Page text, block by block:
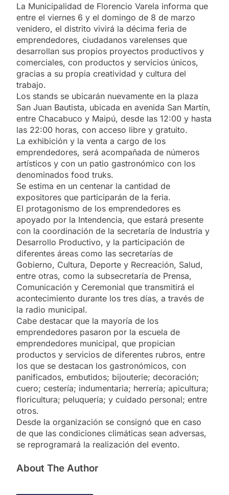
La Municipalidad de Florencio Varela informa que
entre el viernes 6 y el domingo de 8 de marzo
venidero, el distrito vivirá la décima feria de
emprendedores, ciudadanos varelenses que
desarrollan sus propios proyectos productivos y
comerciales, con productos y servicios únicos,
gracias a su propia creatividad y cultura del
trabajo.
Los stands se ubicarán nuevamente en la plaza
San Juan Bautista, ubicada en avenida San Martín,
entre Chacabuco y Maipú, desde las 12:00 y hasta
las 22:00 horas, con acceso libre y gratuito.
La exhibición y la venta a cargo de los
emprendedores, será acompañada de números
artísticos y con un patio gastronómico con los
denominados food truks.
Se estima en un centenar la cantidad de
expositores que participarán de la feria.
El protagonismo de los emprendedores es
apoyado por la Intendencia, que estará presente
con la coordinación de la secretaría de Industria y
Desarrollo Productivo, y la participación de
diferentes áreas como las secretarías de
Gobierno, Cultura, Deporte y Recreación, Salud,
entre otras, como la subsecretaría de Prensa,
Comunicación y Ceremonial que transmitirá el
acontecimiento durante los tres días, a través de
la radio municipal.
Cabe destacar que la mayoría de los
emprendedores pasaron por la escuela de
emprendedores municipal, que propician
productos y servicios de diferentes rubros, entre
los que se destacan los gastronómicos, con
panificados, embutidos; bijouterie; decoración;
cuero; cestería; indumentaria; herrería; apicultura;
floricultura; peluquería; y cuidado personal; entre
otros.
Desde la organización se consignó que en caso
de que las condiciones climáticas sean adversas,
se reprogramará la realización del evento.
About The Author